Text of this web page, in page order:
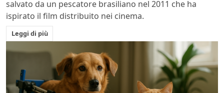
salvato da un pescatore brasiliano nel 2011 che ha
ispirato il film distribuito nei cinema.
Leggi di più